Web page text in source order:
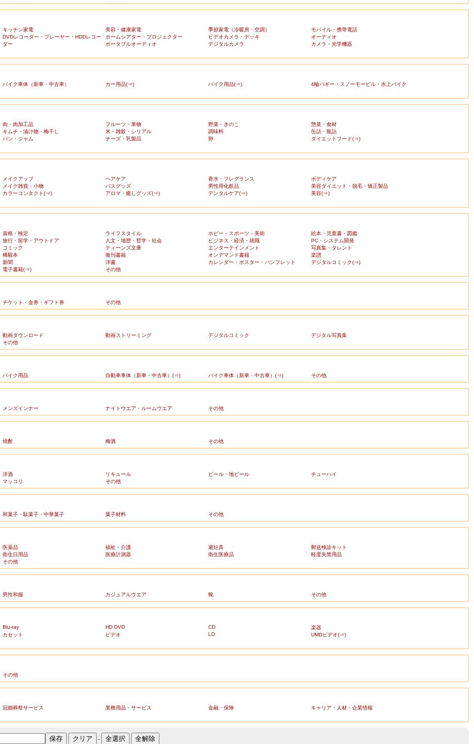
キッチン家電 美容・健康家電 季節家電（冷暖房・空調）
モバイル・携帯電話
DVDレコーダー・プレーヤー・HDDレコー
ダー
ホームシアター・プロジェクター ビデオカメラ・デッキ
オーディオ
ポータブルオーディオ
デジタルカメラ
カメラ・光学機器
バイク車体（新車・中古車） カー用品(⇒) バイク用品(⇒)
4輪バギー・スノーモービル・水上バイク
肉・肉加工品 フルーツ・果物 野菜・きのこ
惣菜・食材
キムチ・漬け物・梅干し 米・雑穀・シリアル 調味料
缶詰・瓶詰
パン・ジャム チーズ・乳製品 卵
ダイエットフード(⇒)
メイクアップ ヘアケア 香水・フレグランス
ボディケア
メイク雑貨・小物 バスグッズ 男性用化粧品
美容ダイエット・脱毛・矯正製品
カラーコンタクト(⇒) アロマ・癒しグッズ(⇒) デンタルケア(⇒)
美容(⇒)
資格・検定 ライフスタイル ホビー・スポーツ・美術
絵本・児童書・図鑑
旅行・留学・アウトドア 人文・地歴・哲学・社会 ビジネス・経済・就職
PC・システム開発
コミック ティーンズ文庫 エンターテインメント
写真集・タレント
稀覯本 復刊書籍 オンデマンド書籍
楽譜
新聞 洋書 カレンダー・ポスター・パンフレット
デジタルコミック(⇒)
電子書籍(⇒) その他
チケット・金券・ギフト券 その他
動画ダウンロード 動画ストリーミング デジタルコミック
デジタル写真集
その他
バイク用品 自動車車体（新車・中古車）(⇒) バイク車体（新車・中古車）(⇒) その他
メンズインナー ナイトウエア・ルームウエア その他
焼酎 梅酒 その他
洋酒 リキュール ビール・地ビール
チューハイ
マッコリ その他
和菓子・駄菓子・中華菓子 菓子材料 その他
医薬品 福祉・介護 避妊具
郵送検診キット
衛生日用品 医療計測器 衛生医療品
軽度失禁用品
その他
男性和服 カジュアルウエア 靴 その他
Blu-ray HD DVD CD
楽器
カセット ビデオ LD
UMDビデオ(⇒)
その他
冠婚葬祭サービス 業務用品・サービス 金融・保険
キャリア・人材・企業情報
-